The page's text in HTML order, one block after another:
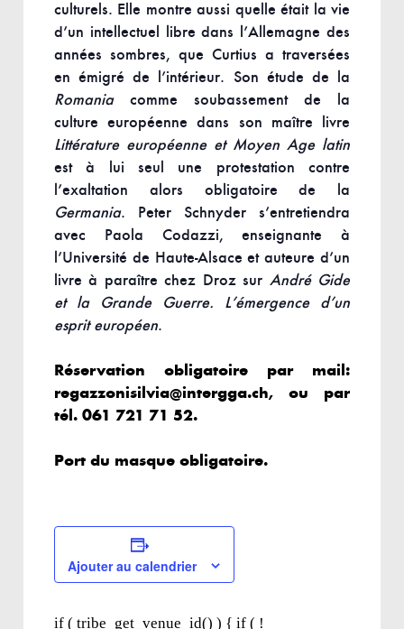
culturels. Elle montre aussi quelle était la vie
d’un intellectuel libre dans l’Allemagne des
années sombres, que Curtius a traversées
en émigré de l’intérieur. Son étude de la
Romaniacomme soubassement de la
culture européenne dans son maître livre
Littérature européenne et Moyen Age latin
est à lui seul une protestation contre
l’exaltation alors obligatoire de la
Germania. Peter Schnyder s’entretiendra
avec Paola Codazzi, enseignante à
l’Université de Haute-Alsace et auteure d’un
livre à paraître chez Droz sur André Gide
et la Grande Guerre. L’émergence d’un
esprit européen.
Réservation obligatoire par mail:
regazzonisilvia@intergga.ch, ou par
tél. 061 721 71 52.
Port du masque obligatoire.
Ajouter au calendrier
if ( tribe_get_venue_id() ) { if ( !